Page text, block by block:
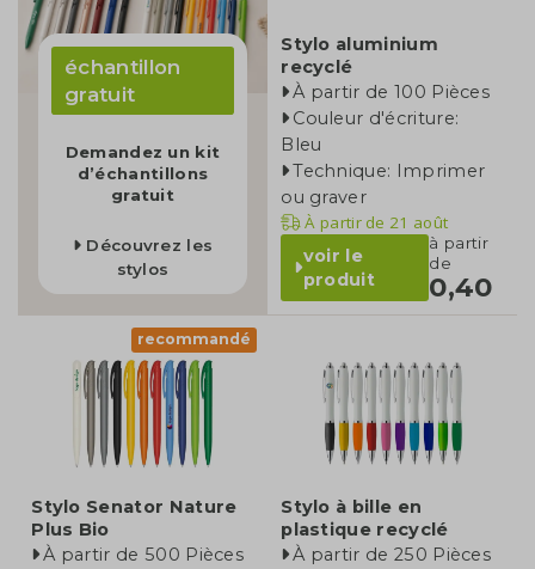
échantillon
gratuit
Demandez un kit
d’échantillons
gratuit
Découvrez les
stylos
Stylo aluminium
recyclé
À partir de 100 Pièces
Couleur d'écriture:
Bleu
Technique: Imprimer
ou graver
À partir de 21 août
voir le
produit
à partir
de
0,40
recommandé
Stylo Senator Nature
Plus Bio
À partir de 500 Pièces
Stylo à bille en
plastique recyclé
À partir de 250 Pièces